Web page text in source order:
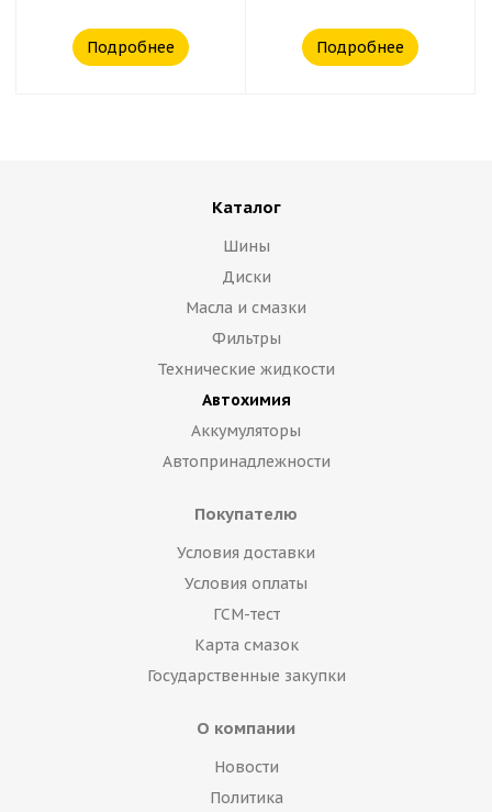
Подробнее Подробнее
Каталог
Шины
Диски
Масла и смазки
Фильтры
Технические жидкости
Автохимия
Аккумуляторы
Автопринадлежности
Покупателю
Условия доставки
Условия оплаты
ГСМ-тест
Карта смазок
Государственные закупки
О компании
Новости
Политика